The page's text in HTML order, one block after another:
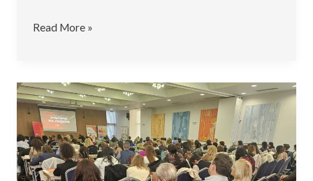
От
свързаност:
Възстановителните
практики
като
култура
на
Read More »